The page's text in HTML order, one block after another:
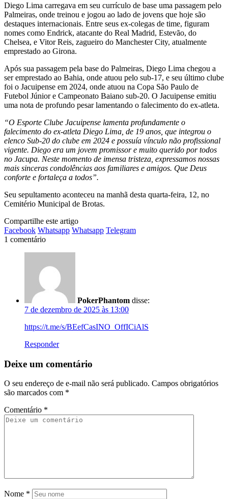
Diego Lima carregava em seu currículo de base uma passagem pelo
Palmeiras, onde treinou e jogou ao lado de jovens que hoje são
destaques internacionais. Entre seus ex-colegas de time, figuram
nomes como Endrick, atacante do Real Madrid, Estevão, do
Chelsea, e Vitor Reis, zagueiro do Manchester City, atualmente
emprestado ao Girona.
Após sua passagem pela base do Palmeiras, Diego Lima chegou a
ser emprestado ao Bahia, onde atuou pelo sub-17, e seu último clube
foi o Jacuipense em 2024, onde atuou na Copa São Paulo de
Futebol Júnior e Campeonato Baiano sub-20. O Jacuipense emitiu
uma nota de profundo pesar lamentando o falecimento do ex-atleta.
“O Esporte Clube Jacuipense lamenta profundamente o
falecimento do ex-atleta Diego Lima, de 19 anos, que integrou o
elenco Sub-20 do clube em 2024 e possuía vínculo não profissional
vigente. Diego era um jovem promissor e muito querido por todos
no Jacupa. Neste momento de imensa tristeza, expressamos nossas
mais sinceras condolências aos familiares e amigos. Que Deus
conforte e fortaleça a todos”.
Seu sepultamento aconteceu na manhã desta quarta-feira, 12, no
Cemitério Municipal de Brotas.
Compartilhe este artigo
Facebook Whatsapp Whatsapp Telegram
1 comentário
PokerPhantom disse:
7 de dezembro de 2025 às 13:00
https://t.me/s/BEefCasINO_OffICiAlS
Responder
Deixe um comentário
O seu endereço de e-mail não será publicado. Campos obrigatórios
são marcados com *
Comentário *
Nome *